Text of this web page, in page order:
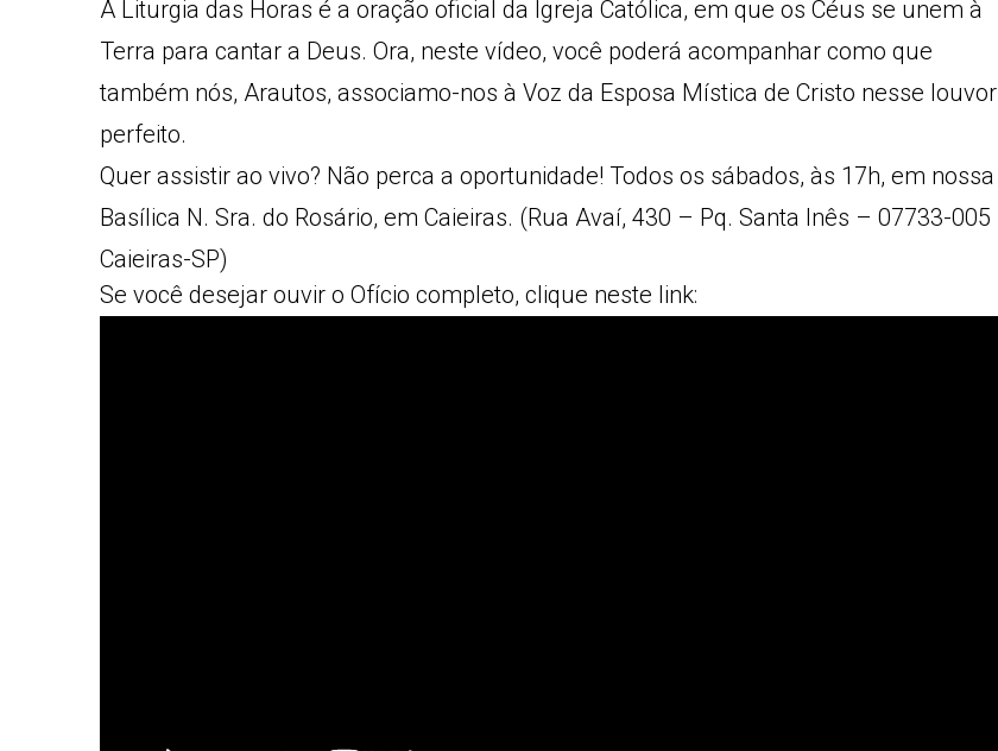
A Liturgia das Horas é a oração oficial da Igreja Católica, em que os Céus se unem à
Terra para cantar a Deus. Ora, neste vídeo, você poderá acompanhar como que
também nós, Arautos, associamo-nos à Voz da Esposa Mística de Cristo nesse louvor
perfeito.
Quer assistir ao vivo? Não perca a oportunidade! Todos os sábados, às 17h, em nossa
Basílica N. Sra. do Rosário, em Caieiras. (Rua Avaí, 430 – Pq. Santa Inês – 07733-005
Caieiras-SP)
Se você desejar ouvir o Ofício completo, clique neste link: